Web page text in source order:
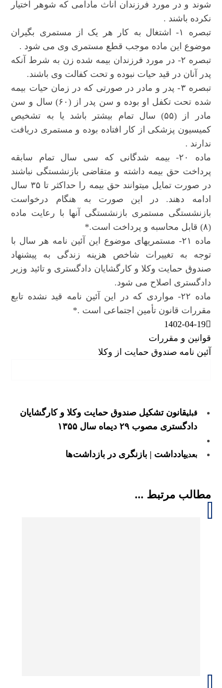
شوند و در مورد فرزندان اناث مادامی که شوهر اختیار
نکرده باشند .
تبصره ۱- اشتغال به کار هر یک از مستمری بگیران
موضوع این ماده موجب قطع مستمری وی می شود .
تبصره ۲- در مورد فرزندان بیمه شده زن به شرط آنکه
پدر آنان در قید حیات نبوده و تحت کفالت وی باشند.
تبصره ۳- پدر و مادر در صورتی که در زمان حیات بیمه
شده تحت تکفل او بوده و سن پدر از (۶۰) سال و سن
مادر از (۵۵) سال تمام بیشتر باشد یا به تشخیص
کمیسیون پزشکی از کار افتاده بوده و مستمری دریافت
ندارند .
ماده ۲۰- بیمه شدگانی که سی سال تمام سابقه
پرداخت حق بیمه داشته و متقاضی بازنشستگی نباشند
در صورت تمایل میتوانند حق بیمه را حداکثر تا ۳۵ سال
ادامه دهند. در این صورت به هنگام درخواست
بازنشستگی مستمری بازنشستگی آنها با رعایت ماده
(۸) قابل محاسبه و پرداخت است.*
ماده ۲۱- مستمریهای موضوع این آئین نامه هر سال با
توجه به تغییرات شاخص هزینه زندگی به پیشنهاد
صندوق حمایت وکلا و کارگشایان دادگستری و تائید وزیر
دادگستری اصلاح می شود.
ماده ۲۲- مواردی که در این آئین نامه قید نشده تابع
مقررات قانون تأمین اجتماعی است .*
1402-04-19
قوانین و مقررات
آئین نامه صندوق حمایت از وکلا
قبلیقانون تشکیل صندوق حمایت وکلا و کارگشایان
دادگستری مصوب ۲۹ دیماه سال ۱۳۵۵
بعدییادداشت | بازنگری در بازداشت‌ها
مطالب مرتبط ...